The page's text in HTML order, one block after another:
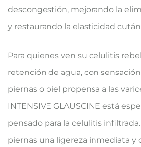
descongestión, mejorando la
y restaurando la elasticidad
Para quienes ven su celulitis
retención de agua, con
piernas o piel propensa a las
INTENSIVE GLAUSCINE está
pensado para la celulitis
piernas una ligereza inmediata y